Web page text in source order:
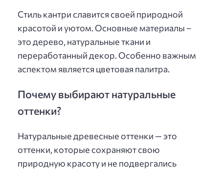
Стиль кантри славится своей природной
красотой и уютом. Основные материалы –
это дерево, натуральные ткани и
переработанный декор. Особенно важным
аспектом является цветовая палитра.
Почему выбирают натуральные
оттенки?
Натуральные древесные оттенки — это
оттенки, которые сохраняют свою
природную красоту и не подвергались